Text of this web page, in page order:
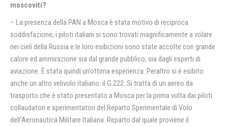
moscoviti?
– La presenza della PAN a Mosca è stata motivo di reciproca
soddisfazione; i piloti italiani si sono trovati magnificamente a volare
nei cieli della Russia e le loro esibizioni sono state accolte con grande
calore ed ammirazione sia dal grande pubblico, sia dagli esperti di
aviazione. È stata quindi un’ottima esperienza. Peraltro si è esibito
anche un altro velivolo italiano: il G.222. Si tratta di un aereo da
trasporto che è stato presentato a Mosca per la prima volta dai piloti
collaudatori e sperimentatori del Reparto Sperimentale di Volo
dell’Aeronautica Militare Italiana. Reparto dal quale proviene il